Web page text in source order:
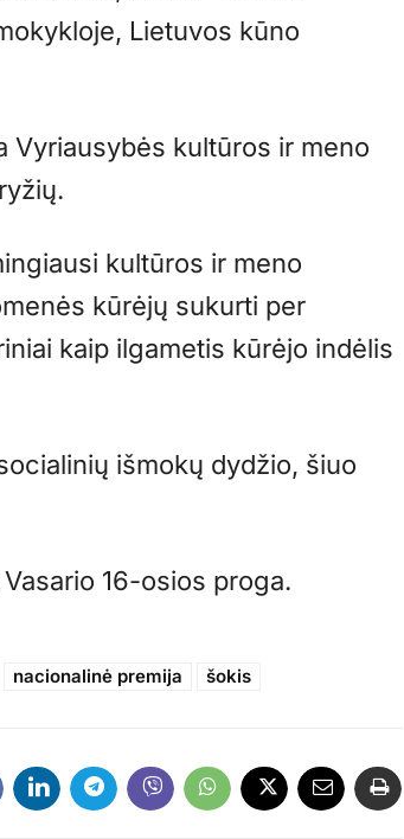
Lietuvos kūno
Vyriausybės kultūros ir meno
kultūros ir meno
kūrėjų sukurti per
kaip ilgametis kūrėjo indėlis
išmokų dydžio, šiuo
16-osios proga.
nacionalinė premija šokis